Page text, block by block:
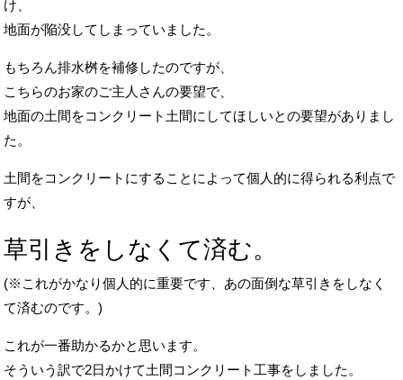
け、
地面が陥没してしまっていました。
もちろん排水桝を補修したのですが、
こちらのお家のご主人さんの要望で、
地面の土間をコンクリート土間にしてほしいとの要望がありまし
た。
土間をコンクリートにすることによって個人的に得られる利点で
すが、
草引きをしなくて済む。
(※これがかなり個人的に重要です、あの面倒な草引きをしなく
て済むのです。)
これが一番助かるかと思います。
そういう訳で2日かけて土間コンクリート工事をしました。